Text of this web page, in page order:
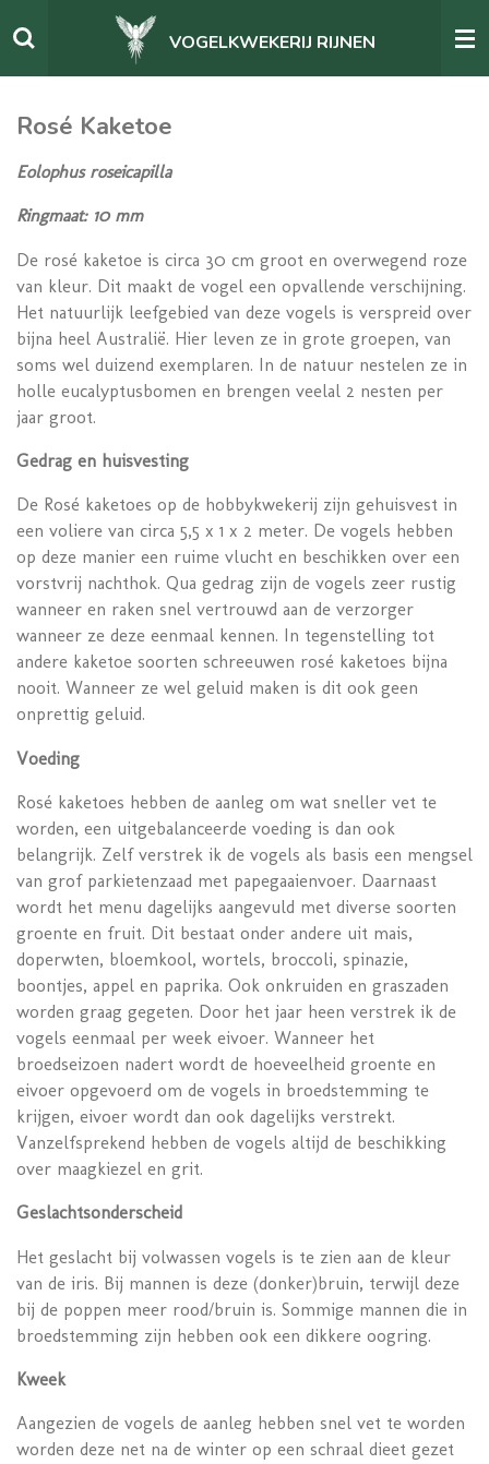
Ga
direct
naar
hoofdinhoud
VOGELKWEKERIJ RIJNEN
Rosé Kaketoe
Eolophus roseicapilla
Ringmaat: 10 mm
De rosé kaketoe is circa 30 cm groot en overwegend roze
van kleur. Dit maakt de vogel een opvallende verschijning.
Het natuurlijk leefgebied van deze vogels is verspreid over
bijna heel Australië. Hier leven ze in grote groepen, van
soms wel duizend exemplaren. In de natuur nestelen ze in
holle eucalyptusbomen en brengen veelal 2 nesten per
jaar groot.
Gedrag en huisvesting
De Rosé kaketoes op de hobbykwekerij zijn gehuisvest in
een voliere van circa 5,5 x 1 x 2 meter. De vogels hebben
op deze manier een ruime vlucht en beschikken over een
vorstvrij nachthok. Qua gedrag zijn de vogels zeer rustig
wanneer en raken snel vertrouwd aan de verzorger
wanneer ze deze eenmaal kennen. In tegenstelling tot
andere kaketoe soorten schreeuwen rosé kaketoes bijna
nooit. Wanneer ze wel geluid maken is dit ook geen
onprettig geluid.
Voeding
Rosé kaketoes hebben de aanleg om wat sneller vet te
worden, een uitgebalanceerde voeding is dan ook
belangrijk. Zelf verstrek ik de vogels als basis een mengsel
van grof parkietenzaad met papegaaienvoer. Daarnaast
wordt het menu dagelijks aangevuld met diverse soorten
groente en fruit. Dit bestaat onder andere uit mais,
doperwten, bloemkool, wortels, broccoli, spinazie,
boontjes, appel en paprika. Ook onkruiden en graszaden
worden graag gegeten. Door het jaar heen verstrek ik de
vogels eenmaal per week eivoer. Wanneer het
broedseizoen nadert wordt de hoeveelheid groente en
eivoer opgevoerd om de vogels in broedstemming te
krijgen, eivoer wordt dan ook dagelijks verstrekt.
Vanzelfsprekend hebben de vogels altijd de beschikking
over maagkiezel en grit.
Geslachtsonderscheid
Het geslacht bij volwassen vogels is te zien aan de kleur
van de iris. Bij mannen is deze (donker)bruin, terwijl deze
bij de poppen meer rood/bruin is. Sommige mannen die in
broedstemming zijn hebben ook een dikkere oogring.
Kweek
Aangezien de vogels de aanleg hebben snel vet te worden
worden deze net na de winter op een schraal dieet gezet